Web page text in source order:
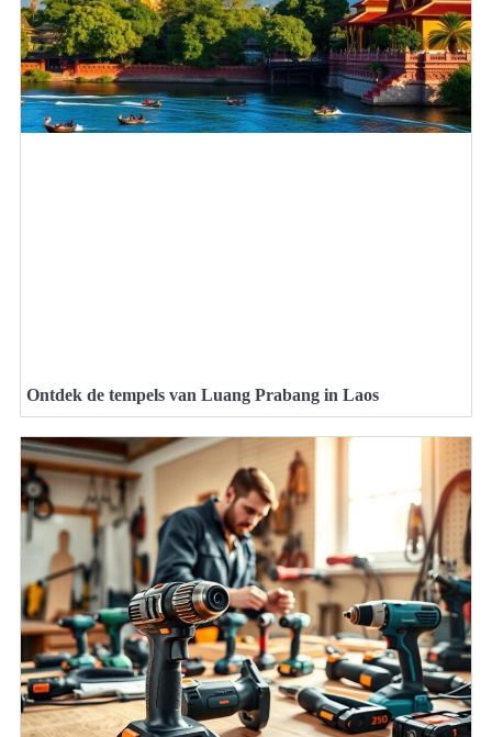
Ontdek de tempels van Luang Prabang in Laos